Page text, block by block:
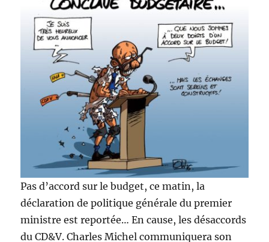
Pas d’accord sur le budget, ce matin, la
déclaration de politique générale du premier
ministre est reportée… En cause, les désaccords
du CD&V. Charles Michel communiquera son